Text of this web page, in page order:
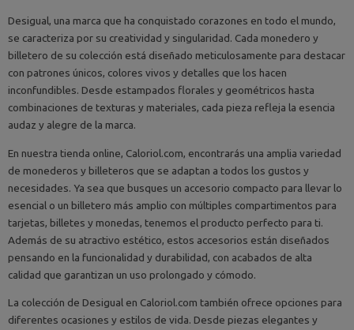
Desigual, una marca que ha conquistado corazones en todo el mundo,
se caracteriza por su creatividad y singularidad. Cada monedero y
billetero de su colección está diseñado meticulosamente para destacar
con patrones únicos, colores vivos y detalles que los hacen
inconfundibles. Desde estampados florales y geométricos hasta
combinaciones de texturas y materiales, cada pieza refleja la esencia
audaz y alegre de la marca.
En nuestra tienda online, Caloriol.com, encontrarás una amplia variedad
de monederos y billeteros que se adaptan a todos los gustos y
necesidades. Ya sea que busques un accesorio compacto para llevar lo
esencial o un billetero más amplio con múltiples compartimentos para
tarjetas, billetes y monedas, tenemos el producto perfecto para ti.
Además de su atractivo estético, estos accesorios están diseñados
pensando en la funcionalidad y durabilidad, con acabados de alta
calidad que garantizan un uso prolongado y cómodo.
La colección de Desigual en Caloriol.com también ofrece opciones para
diferentes ocasiones y estilos de vida. Desde piezas elegantes y